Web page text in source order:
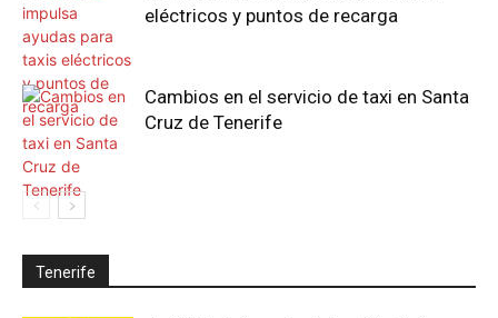
eléctricos y puntos de recarga
Cambios en el servicio de taxi en Santa
Cruz de Tenerife
Tenerife